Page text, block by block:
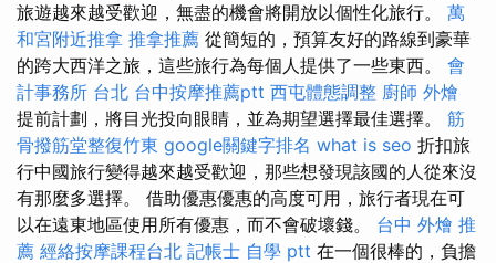
旅遊越來越受歡迎，無盡的機會將開放以個性化旅行。 萬
和宮附近推拿 推拿推薦 從簡短的，預算友好的路線到豪華
的跨大西洋之旅，這些旅行為每個人提供了一些東西。 會
計事務所 台北 台中按摩推薦ptt 西屯體態調整 廚師 外燴
提前計劃，將目光投向眼睛，並為期望選擇最佳選擇。 筋
骨撥筋堂整復竹東 google關鍵字排名 what is seo 折扣旅
行中國旅行變得越來越受歡迎，那些想發現該國的人從來沒
有那麼多選擇。 借助優惠優惠的高度可用，旅行者現在可
以在遠東地區使用所有優惠，而不會破壞錢。 台中 外燴 推
薦 經絡按摩課程台北 記帳士 自學 ptt 在一個很棒的，負擔